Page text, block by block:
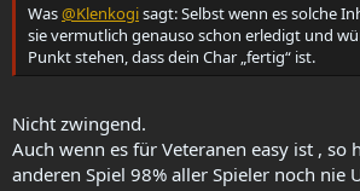
Was@Klenkogisagt: Selbst wenn es solche
sie vermutlich genauso schon erledigt und
Punkt stehen, dass dein Char „fertig“ ist.
Nicht zwingend.
Auch wenn es für Veteranen easy ist , so
anderen Spiel 98% aller Spieler noch nie